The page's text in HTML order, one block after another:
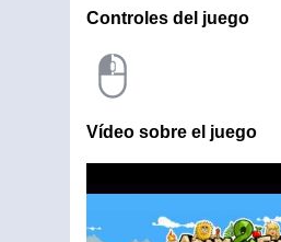
Controles del juego
Vídeo sobre el juego